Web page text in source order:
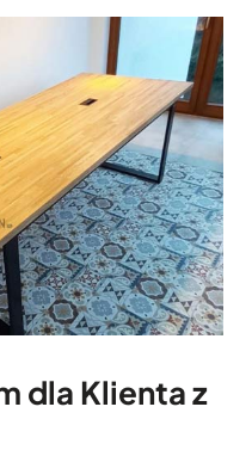
dla Klienta z